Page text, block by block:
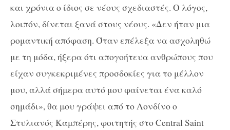
και χρόνια ο ίδιος σε νέους σχεδιαστές. Ο λόγος,
λοιπόν, δίνεται ξανά στους νέους. «Δεν ήταν μια
ρομαντική απόφαση. Όταν επέλεξα να ασχοληθώ
με τη μόδα, ήξερα ότι απογοήτευα ανθρώπους που
είχαν συγκεκριμένες προσδοκίες για το μέλλον
μου, αλλά σήμερα αυτό μου φαίνεται ένα καλό
σημάδι», θα μου γράψει από το Λονδίνο ο
Στυλιανός Καμπέρης, φοιτητής στο Central Saint